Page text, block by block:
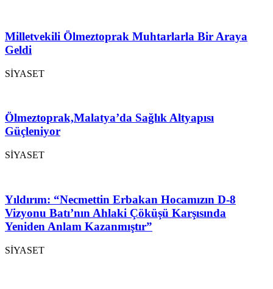
Milletvekili Ölmeztoprak Muhtarlarla Bir Araya
Geldi
SİYASET
Ölmeztoprak,Malatya’da Sağlık Altyapısı
Güçleniyor
SİYASET
Yıldırım: “Necmettin Erbakan Hocamızın D-8
Vizyonu Batı’nın Ahlaki Çöküşü Karşısında
Yeniden Anlam Kazanmıştır”
SİYASET